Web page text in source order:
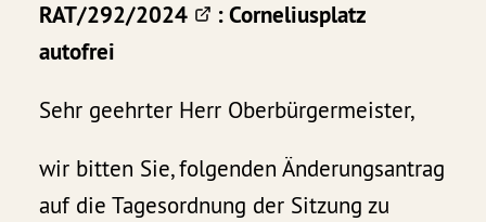
RAT/292/2024
: Corneliusplatz
autofrei
Sehr geehrter Herr Oberbürgermeister,
wir bitten Sie, folgenden Änderungsantrag
auf die Tagesordnung der Sitzung zu